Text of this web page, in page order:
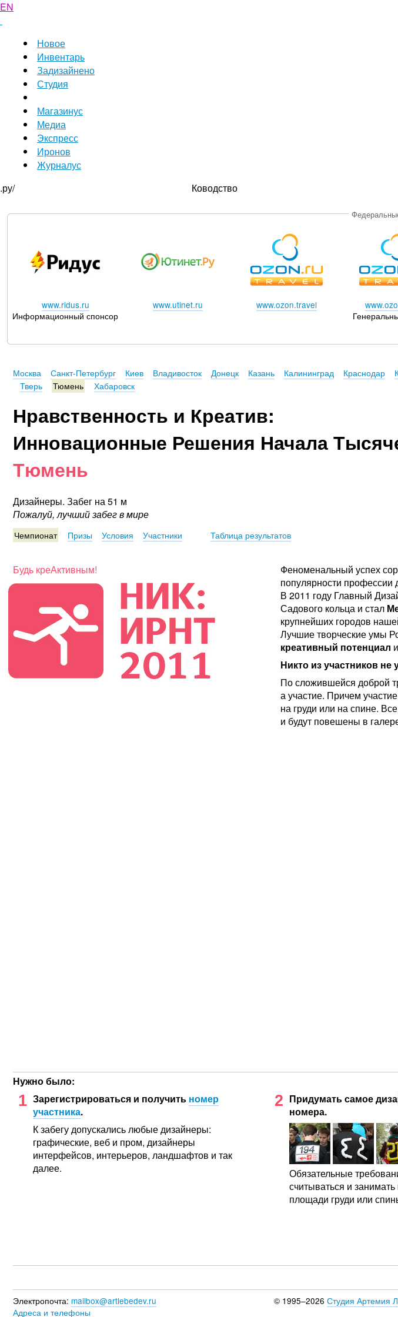
EN
Новое
Инвентарь
Задизайнено
Студия
Магазинус
Медиа
Экспресс
Иронов
Журналус
.ру/
Ководство
www.ridus.ru
Информационный спонсор
www.utinet.ru www.ozon.travel
Москва Санкт-Петербург Киев Владивосток Донецк Казань Калининград Краснодар
Тверь
Тюмень Хабаровск
Нравственность и Креатив:
Инновационные Решения Начала
Тюмень
Дизайнеры. Забег на 51 м
Пожалуй, лучший забег в мире
Чемпионат Призы Условия Участники Таблица результатов
Будь креАктивным!
Феноменальный успех
популярности профессии
В 2011 году Главный
Садового кольца и стал
крупнейших городов
Лучшие творческие умы
креативный потенциал
Никто из участников
По сложившейся доброй
а участие. Причем
на груди или на спине.
и будут повешены в
Нужно было:
1 Зарегистрироваться и получить номер
участника.
К забегу допускались любые дизайнеры:
графические, веб и пром, дизайнеры
интерфейсов, интерьеров, ландшафтов и так
далее.
2 Придумать самое
номера.
Обязательные
считываться и
площади груди или
Электропочта: mailbox@artlebedev.ru
Адреса и телефоны
© 1995–2026 Студия Артемия